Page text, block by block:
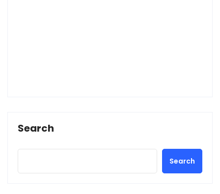
Search
Search